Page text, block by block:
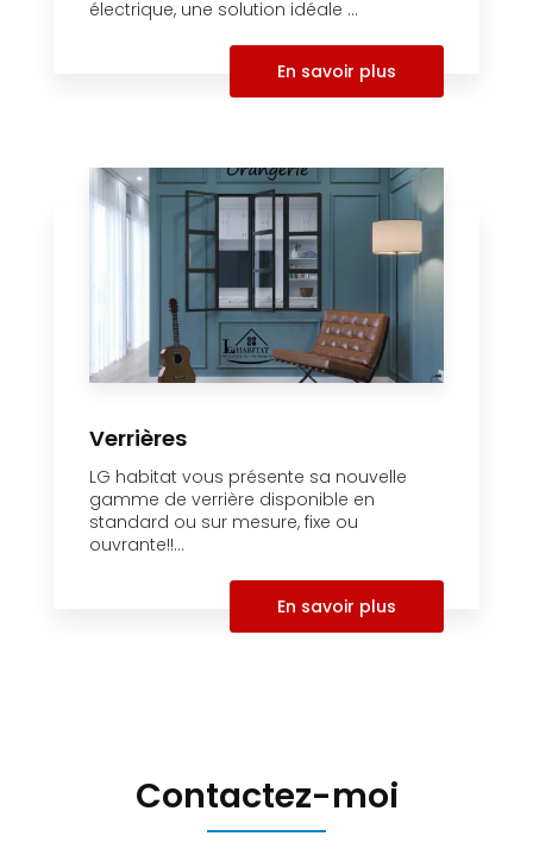
électrique, une solution idéale ...
En savoir plus
Verrières
LG habitat vous présente sa nouvelle
gamme de verrière disponible en
standard ou sur mesure, fixe ou
ouvrante!!...
En savoir plus
Contactez-moi